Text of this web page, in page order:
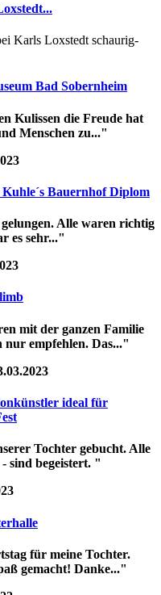
Karls Loxstedt schaurig-
Bad Sobernheim
Kulissen die Freude hat
Menschen zu..."
Bauernhof Diplom
Alle waren richtig
es sehr..."
mit der ganzen Familie
nur empfehlen. Das..."
ideal für
Tochter gebucht. Alle
sind begeistert. "
für meine Tochter.
gemacht! Danke..."